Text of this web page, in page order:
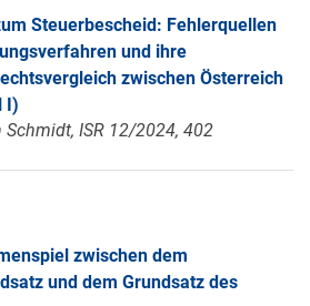
Steuerbescheid: Fehlerquellen
und ihre
zwischen Österreich
I)
ISR 12/2024, 402
zwischen dem
und dem Grundsatz des